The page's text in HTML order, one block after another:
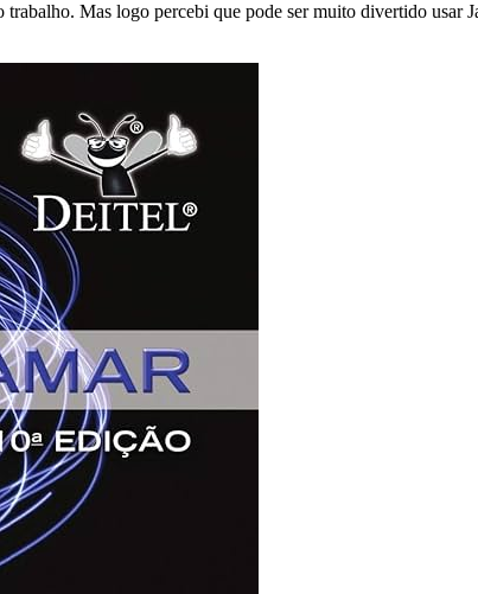
Mas logo percebi que pode ser muito divertido usar